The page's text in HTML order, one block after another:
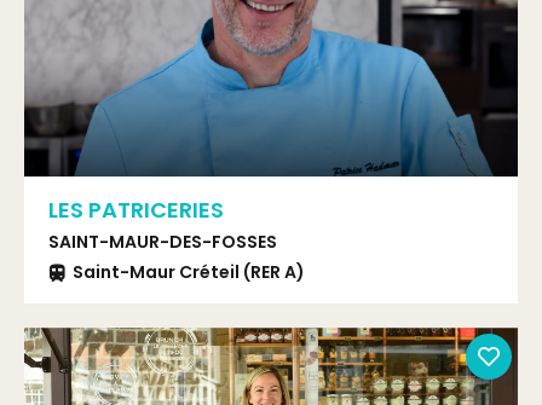
LES PATRICERIES
SAINT-MAUR-DES-FOSSES
Saint-Maur Créteil (RER A)